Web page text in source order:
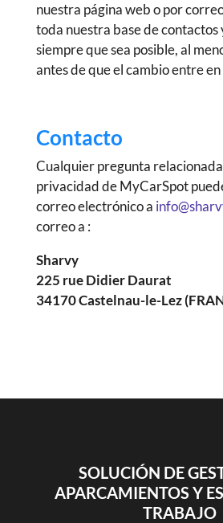
nuestra página web o por
toda nuestra base de contactos
siempre que sea posible, al
antes de que el cambio entre
Contacto
Cualquier pregunta
privacidad de MyCarSpot
correo electrónico a
correo a :
Sharvy
225 rue Didier Daurat
34170 Castelnau-le-Lez
SOLUCIÓN DE
APARCAMIENTOS Y
TRABAJO